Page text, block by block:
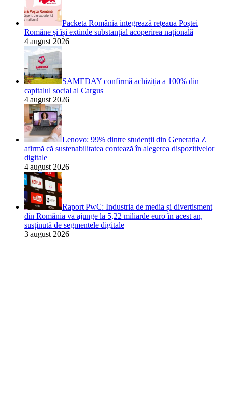
Packeta România integrează rețeaua Poștei
Române și își extinde substanțial acoperirea națională
4 august 2026
SAMEDAY confirmă achiziția a 100% din
capitalul social al Cargus
4 august 2026
Lenovo: 99% dintre studenții din Generația Z
afirmă că sustenabilitatea contează în alegerea dispozitivelor
digitale
4 august 2026
Raport PwC: Industria de media și divertisment
din România va ajunge la 5,22 miliarde euro în acest an,
susținută de segmentele digitale
3 august 2026